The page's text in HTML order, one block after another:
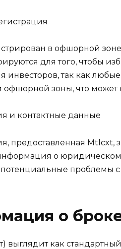
в офшорной
для того, чтобы
инвесторов, так как
зоны, что может
и контактные данные
предоставленная Mtlcxt,
о юридическом
потенциальные проблемы
о
выглядит как